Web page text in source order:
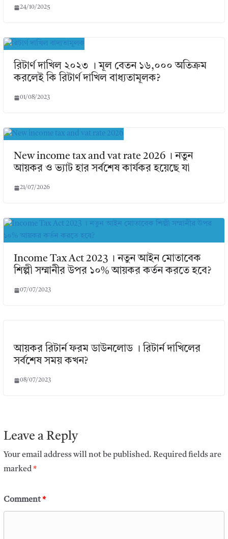
24/10/2025
রিটার্ণ দাখিল ২০২৩ । মূল বেতন ১৬,০০০ অতিক্রম
করলেই কি রিটার্ণ দাখিল বাধ্যতামূলক?
01/08/2023
New income tax and vat rate 2026 । নতুন
আয়কর ও ভ্যাট হার সর্বশেষ কার্যকর হয়েছে যা
21/07/2026
Income Tax Act 2023 । নতুন আইন মোতাবেক
শিল্পী সম্মানীর উপর ১০% আয়কর কর্তন করতে হবে?
07/07/2023
আয়কর রিটার্ন ফরম ডাউনলোড । রিটার্ন দাখিলের
সর্বশেষ সময় কখন?
08/07/2023
Leave a Reply
Your email address will not be published. Required fields are
marked*
Comment*